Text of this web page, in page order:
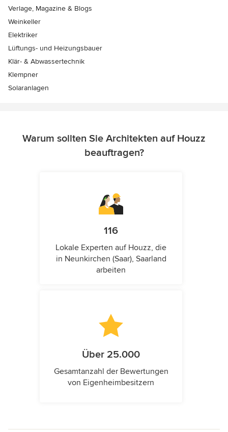
Verlage, Magazine & Blogs
Weinkeller
Elektriker
Lüftungs- und Heizungsbauer
Klär- & Abwassertechnik
Klempner
Solaranlagen
Warum sollten Sie Architekten auf Houzz
beauftragen?
116
Lokale Experten auf Houzz, die
in Neunkirchen (Saar), Saarland
arbeiten
Über 25.000
Gesamtanzahl der Bewertungen
von Eigenheimbesitzern